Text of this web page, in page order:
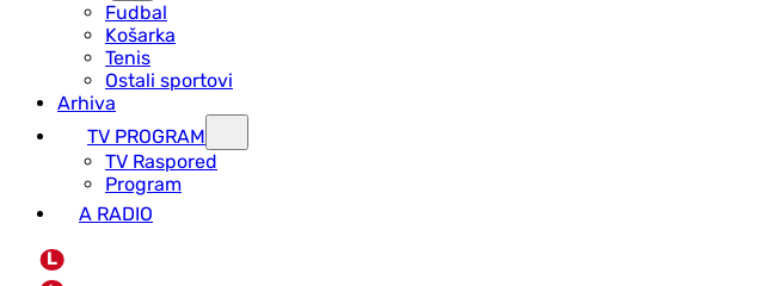
Fudbal
Košarka
Tenis
Ostali sportovi
Arhiva
TV PROGRAM
ТV Raspored
Program
A RADIO
L